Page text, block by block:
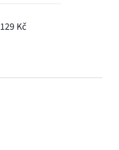
129 Kč